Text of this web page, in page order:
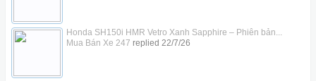
Honda SH150i HMR Vetro Xanh Sapphire – Phiên bản...
Mua Bán Xe 247 replied 22/7/26